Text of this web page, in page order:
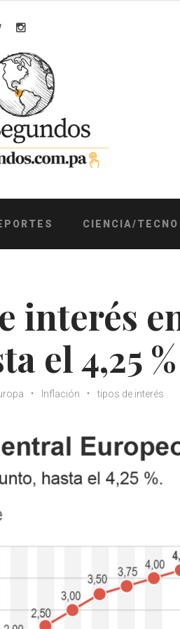
TwitterInstagram
CIENCIA/TECNO
interés
el 4,25 %
Inflación tipos de interés